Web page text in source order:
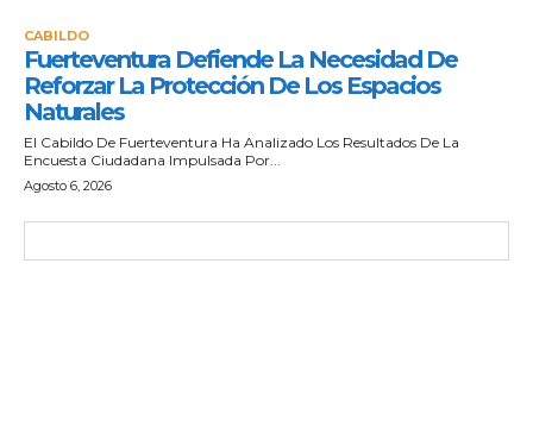
CABILDO
Fuerteventura Defiende La Necesidad De
Reforzar La Protección De Los Espacios
Naturales
El Cabildo De Fuerteventura Ha Analizado Los Resultados De La
Encuesta Ciudadana Impulsada Por...
Agosto 6, 2026